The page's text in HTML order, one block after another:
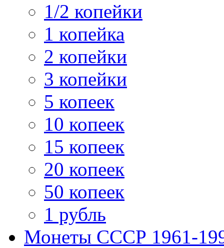
1/2 копейки
1 копейка
2 копейки
3 копейки
5 копеек
10 копеек
15 копеек
20 копеек
50 копеек
1 рубль
Монеты СССР 1961-